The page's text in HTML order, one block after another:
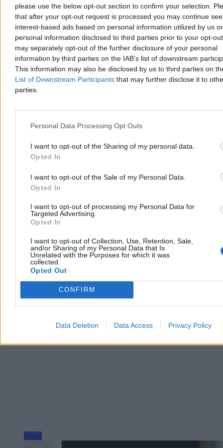
please use the below opt-out section to confirm your selection.
that after your opt-out request is processed you may continue
interest-based ads based on personal information utilized by us or
personal information disclosed to third parties prior to your opt-
may separately opt-out of the further disclosure of your personal
information by third parties on the IAB’s list of downstream
This information may also be disclosed by us to third parties on
List of Downstream Participants that may further disclose it to
parties.
Personal Data Processing Opt Outs
I want to opt-out of the Sharing of my personal data.
Opted In
I want to opt-out of the Sale of my Personal Data.
Opted In
I want to opt-out of processing my Personal Data for
Targeted Advertising.
Opted In
I want to opt-out of Collection, Use, Retention, Sale,
and/or Sharing of my Personal Data that Is
Unrelated with the Purposes for which it was
collected.
Opted Out
CONFIRM
Data Deletion Data Access Privacy Policy
Świat
Wojna w Ukrainie. Drony zniszczyły S-400 i trzy
rosyjskie statki na Morzu Czarnym
Ukraińskie Siły Systemów Bezzałogowych poinformowały o
zniszczeniu w Rosji systemu rakietowego S-400 Triumf w
Gelendżyku, zestawu Pancyr-S1 oraz trzech stacji radiolokacyjnych.
Drony trafiły też w tankowiec i dwa masowce na Morzu Czarnym –
Aleksandra Cieślik
Dzisiaj 14:37
Reklama